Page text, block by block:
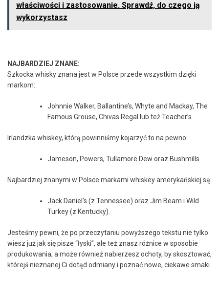
właściwości i zastosowanie. Sprawdź, do czego ją
wykorzystasz
NAJBARDZIEJ ZNANE:
Szkocka whisky znana jest w Polsce przede wszystkim dzięki
markom:
Johnnie Walker, Ballantine’s, Whyte and Mackay, The
Famous Grouse, Chivas Regal lub też Teacher’s.
Irlandzka whiskey, którą powinniśmy kojarzyć to na pewno:
Jameson, Powers, Tullamore Dew oraz Bushmills.
Najbardziej znanymi w Polsce markami whiskey amerykańskiej są:
Jack Daniel’s (z Tennessee) oraz Jim Beam i Wild
Turkey (z Kentucky).
Jesteśmy pewni, że po przeczytaniu powyższego tekstu nie tylko
wiesz już jak się pisze “łyski”, ale też znasz różnice w sposobie
produkowania, a może również nabierzesz ochoty, by skosztować,
którejś nieznanej Ci dotąd odmiany i poznać nowe, ciekawe smaki.